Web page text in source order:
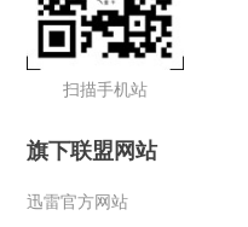
扫描手机站
旗下联盟网站
迅雷官方网站